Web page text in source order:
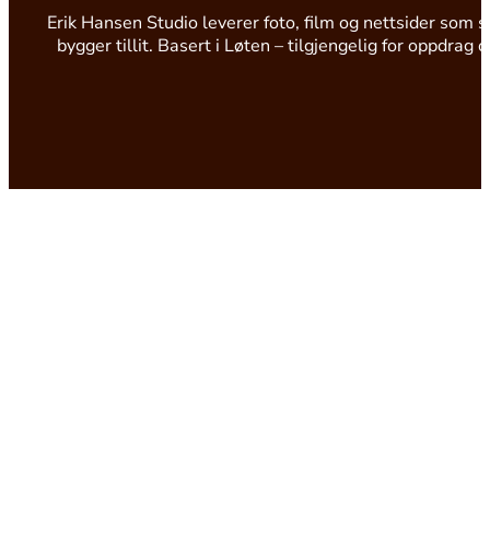
Erik Hansen Studio leverer foto, film og nettsider som
bygger tillit. Basert i Løten – tilgjengelig for oppdrag